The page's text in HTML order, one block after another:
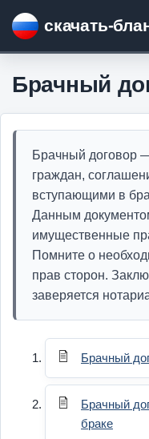
скачать-
Брачный
Брачный договор
граждан,
вступающими в
Данным
имущественные
Помните о
прав сторон.
заверяется
Брачный
Брачный
браке